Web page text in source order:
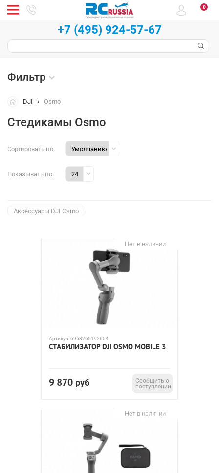
0
+7 (495) 924-57-67
Фильтр
DJI Osmo
Стедикамы Osmo
Сортировать по:
Показывать по:
Aксессуары DJI Osmo
Нет в наличии
Артикул:6958265192654
СТАБИЛИЗАТОР DJI OSMO MOBILE 3
9 870 руб
Сообщить о
поступлении
Нет в наличии